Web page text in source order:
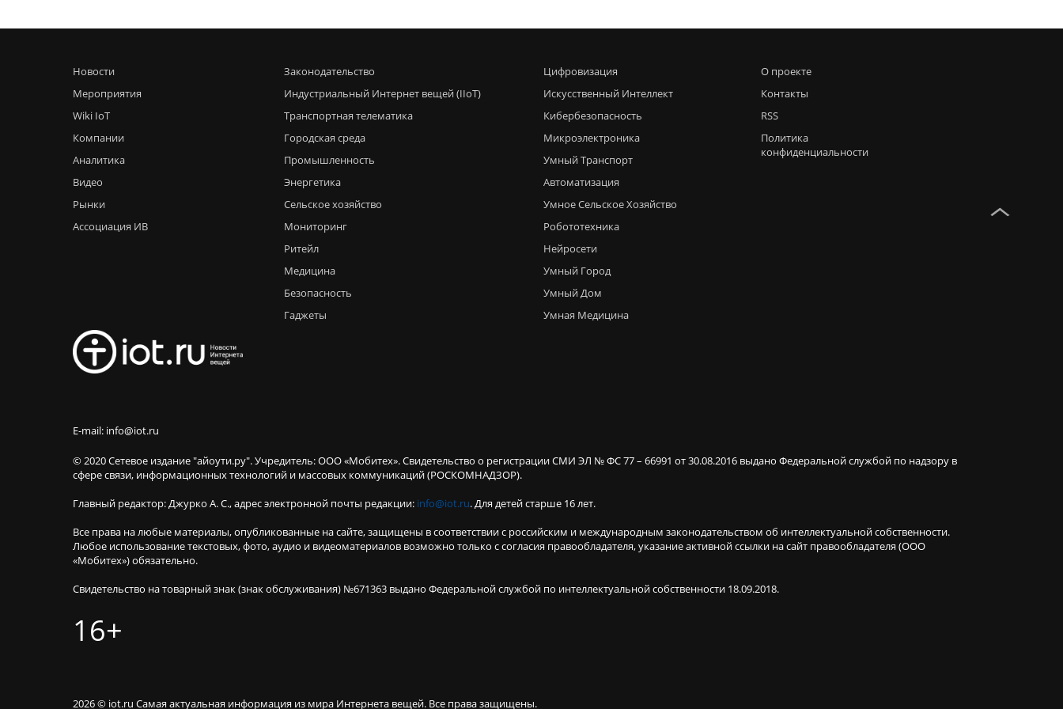
Новости
Мероприятия
Wiki IoT
Компании
Аналитика
Видео
Рынки
Ассоциация ИВ
Законодательство
Индустриальный Интернет вещей (IIoT)
Транспортная телематика
Городская среда
Промышленность
Энергетика
Сельское хозяйство
Мониторинг
Ритейл
Медицина
Безопасность
Гаджеты
Цифровизация
Искусственный Интеллект
Кибербезопасность
Микроэлектроника
Умный Транспорт
Автоматизация
Умное Сельское Хозяйство
Робототехника
Нейросети
Умный Город
Умный Дом
Умная Медицина
О проекте
Контакты
RSS
Политика
конфиденциальности
E-mail: info@iot.ru
© 2020 Сетевое издание "айоути.ру". Учредитель: ООО «Мобитех». Свидетельство о регистрации СМИ ЭЛ № ФС 77 – 66991 от 30.08.2016 выдано Федеральной службой по надзору в
сфере связи, информационных технологий и массовых коммуникаций (РОСКОМНАДЗОР).
Главный редактор: Джурко А. С., адрес электронной почты редакции: info@iot.ru. Для детей старше 16 лет.
Все права на любые материалы, опубликованные на сайте, защищены в соответствии с российским и международным законодательством об интеллектуальной собственности.
Любое использование текстовых, фото, аудио и видеоматериалов возможно только с согласия правообладателя, указание активной ссылки на сайт правообладателя (ООО
«Мобитех») обязательно.
Свидетельство на товарный знак (знак обслуживания) №671363 выдано Федеральной службой по интеллектуальной собственности 18.09.2018.
16+
2026 © iot.ru Самая актуальная информация из мира Интернета вещей. Все права защищены.